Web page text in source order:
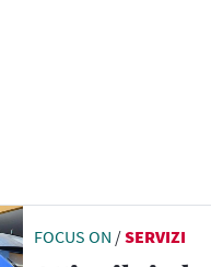
FOCUS ON /SERVIZI